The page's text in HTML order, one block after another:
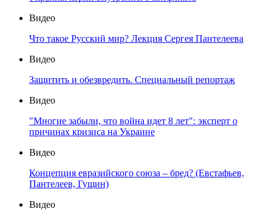
Видео
Что такое Русский мир? Лекция Сергея Пантелеева
Видео
Защитить и обезвредить. Специальный репортаж
Видео
"Многие забыли, что война идет 8 лет": эксперт о
причинах кризиса на Украине
Видео
Концепция евразийского союза – бред? (Евстафьев,
Пантелеев, Гущин)
Видео